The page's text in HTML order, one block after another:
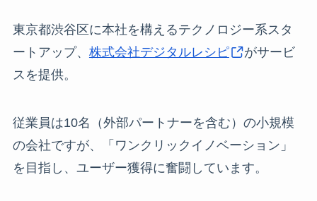
東京都渋谷区に本社を構えるテクノロジー系スタ
ートアップ、 株式会社デジタルレシピ
がサービ
スを提供。
従業員は10名（外部パートナーを含む）の小規模
の会社ですが、「ワンクリックイノベーション」
を目指し、ユーザー獲得に奮闘しています。